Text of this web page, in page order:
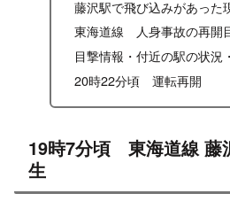
藤沢駅で飛び込みがあった
東海道線 人身事故の再開
目撃情報・付近の駅の状況
20時22分頃 運転再開
19時7分頃 東海道線 藤
生